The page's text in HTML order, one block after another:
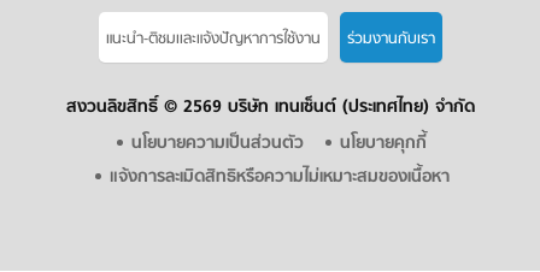
แนะนำ-ติชมเเละแจ้งปัญหาการใช้งาน ร่วมงานกับเรา
สงวนลิขสิทธิ์ © 2569 บริษัท เทนเซ็นต์ (ประเทศไทย) จำกัด
นโยบายความเป็นส่วนตัว
นโยบายคุกกี้
แจ้งการละเมิดสิทธิหรือความไม่เหมาะสมของเนื้อหา